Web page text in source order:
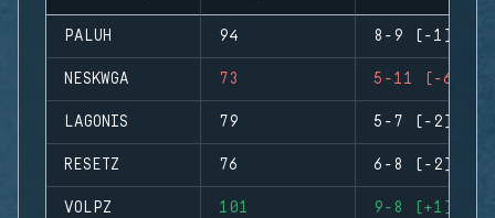
PALUH 94 8-9 (-1)
NESKWGA 73 5-11 (-6)
LAGONIS 79 5-7 (-2)
RESETZ 76 6-8 (-2)
VOLPZ 101 9-8 (+1)